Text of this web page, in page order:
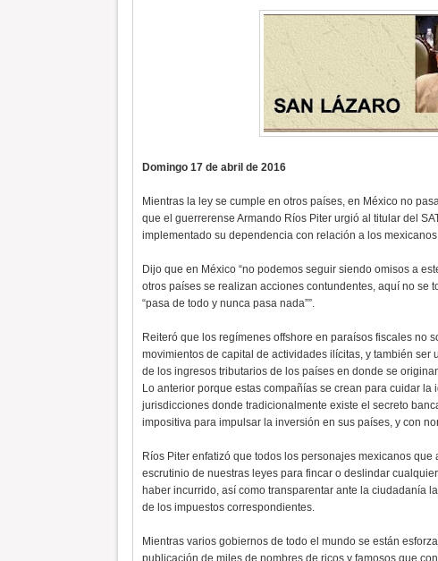
Domingo 17 de abril de 2016
Mientras la ley se cumple en otros países, en México no
que el guerrerense Armando Ríos Piter urgió al titular del
implementado su dependencia con relación a los
Dijo que en México “no podemos seguir siendo omisos a
otros países se realizan acciones contundentes, aquí no se
“pasa de todo y nunca pasa nada””.
Reiteró que los regímenes offshore en paraísos fiscales no
movimientos de capital de actividades ilícitas, y también
de los ingresos tributarios de los países en donde se
Lo anterior porque estas compañías se crean para cuidar
jurisdicciones donde tradicionalmente existe el secreto
impositiva para impulsar la inversión en sus países, y con
Ríos Piter enfatizó que todos los personajes mexicanos
escrutinio de nuestras leyes para fincar o deslindar
haber incurrido, así como transparentar ante la ciudadanía
de los impuestos correspondientes.
Mientras varios gobiernos de todo el mundo se están
publicación de miles de nombres de ricos y famosos que